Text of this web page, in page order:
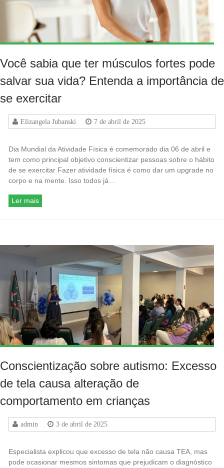
Você sabia que ter músculos fortes pode
salvar sua vida? Entenda a importância de
se exercitar
Elizangela Jubanski 7 de abril de 2025
Dia Mundial da Atividade Física é comemorado dia 06 de abril e
tem como principal objetivo conscientizar pessoas sobre o hábito
de se exercitar Fazer atividade física é como dar um upgrade no
corpo e na mente. Isso todos já…
Ler mais
Conscientização sobre autismo: Excesso
de tela causa alteração de
comportamento em crianças
admin 3 de abril de 2025
Especialista explicou que excesso de tela não causa TEA, mas
pode ocasionar mesmos sintomas que prejudicam o diagnóstico